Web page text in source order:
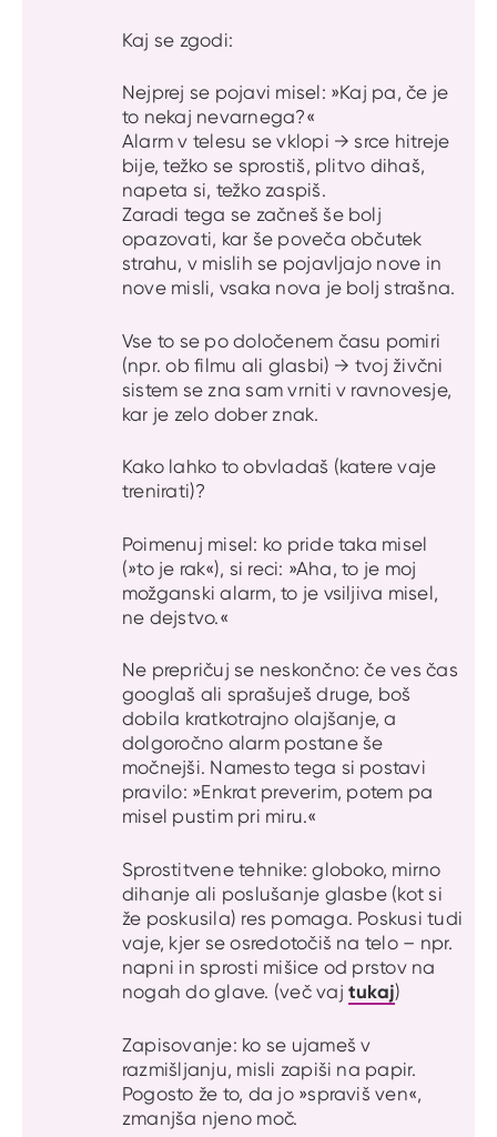
Kaj se zgodi:
Nejprej se pojavi misel: »Kaj pa, če je
to nekaj nevarnega?«
Alarm v telesu se vklopi → srce hitreje
bije, težko se sprostiš, plitvo dihaš,
napeta si, težko zaspiš.
Zaradi tega se začneš še bolj
opazovati, kar še poveča občutek
strahu, v mislih se pojavljajo nove in
nove misli, vsaka nova je bolj strašna.
Vse to se po določenem času pomiri
(npr. ob filmu ali glasbi) → tvoj živčni
sistem se zna sam vrniti v ravnovesje,
kar je zelo dober znak.
Kako lahko to obvladaš (katere vaje
trenirati)?
Poimenuj misel: ko pride taka misel
(»to je rak«), si reci: »Aha, to je moj
možganski alarm, to je vsiljiva misel,
ne dejstvo.«
Ne prepričuj se neskončno: če ves čas
googlaš ali sprašuješ druge, boš
dobila kratkotrajno olajšanje, a
dolgoročno alarm postane še
močnejši. Namesto tega si postavi
pravilo: »Enkrat preverim, potem pa
misel pustim pri miru.«
Sprostitvene tehnike: globoko, mirno
dihanje ali poslušanje glasbe (kot si
že poskusila) res pomaga. Poskusi tudi
vaje, kjer se osredotočiš na telo – npr.
napni in sprosti mišice od prstov na
nogah do glave. (več vajtukaj)
Zapisovanje: ko se ujameš v
razmišljanju, misli zapiši na papir.
Pogosto že to, da jo »spraviš ven«,
zmanjša njeno moč.